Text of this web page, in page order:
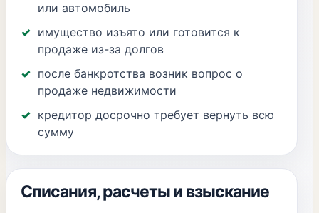
или автомобиль
имущество изъято или готовится к
продаже из-за долгов
после банкротства возник вопрос о
продаже недвижимости
кредитор досрочно требует вернуть всю
сумму
Списания, расчеты и взыскание